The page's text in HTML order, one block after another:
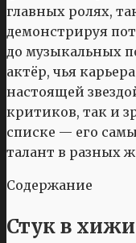
главных ролях,
демонстрируя
до музыкальных
актёр, чья
настоящей
критиков, так и
списке — его
талант в разных
Содержание
Стук в